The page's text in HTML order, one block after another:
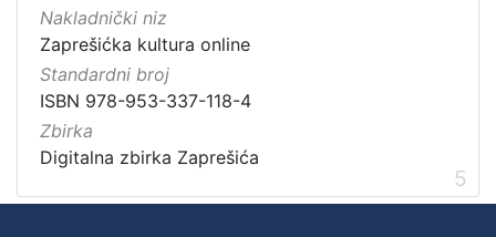
Nakladnički niz
Zaprešićka kultura online
Standardni broj
ISBN 978-953-337-118-4
Zbirka
Digitalna zbirka Zaprešića
5